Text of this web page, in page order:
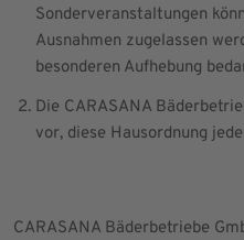
Sonderveranstaltungen
Ausnahmen zugelassen
besonderen Aufhebung
Die CARASANA
vor, diese Hausordnung
CARASANA Bäderbetriebe